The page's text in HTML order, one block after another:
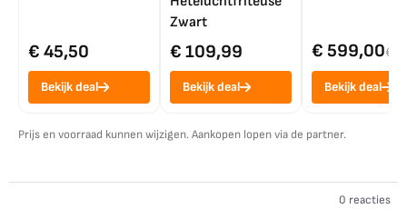
€ 45,50
Bekijk deal
Zwart
€ 109,99
Bekijk deal
€ 599,00€
Bekijk deal
Prijs en voorraad kunnen wijzigen. Aankopen lopen via de partner.
0 reacties